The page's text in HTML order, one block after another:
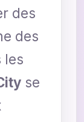
des
des
les
se